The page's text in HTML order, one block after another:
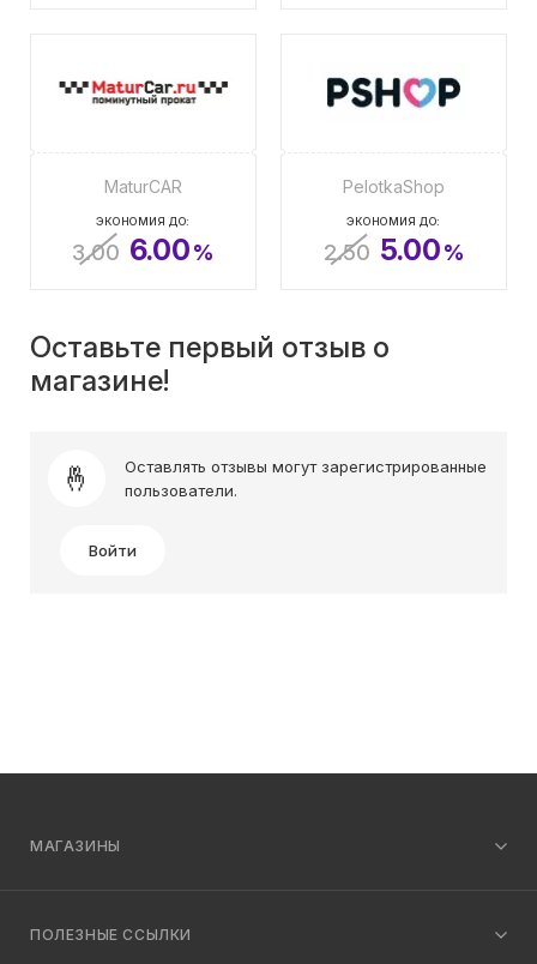
MaturCAR
ЭКОНОМИЯ ДО:
3.00 6.00%
PelotkaShop
ЭКОНОМИЯ ДО:
2.50 5.00%
Оставьте первый отзыв о
магазине!
Оставлять отзывы могут зарегистрированные
пользователи.
Войти
МАГАЗИНЫ
ПОЛЕЗНЫЕ ССЫЛКИ